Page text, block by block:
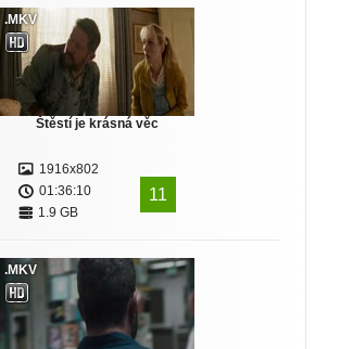
.MKV
Štěstí je krásná věc
1916x802
01:36:10
1.9 GB
11
.MKV